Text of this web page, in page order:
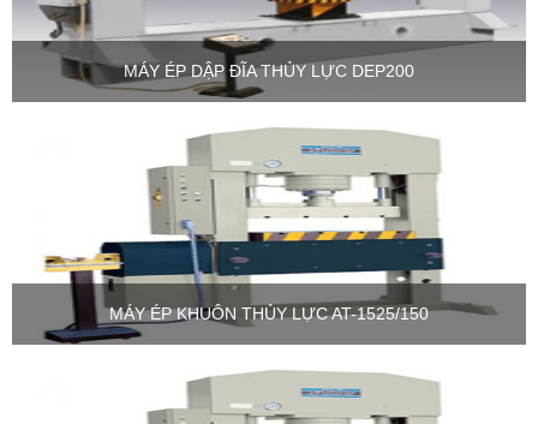
MÁY ÉP DẬP ĐĨA THỦY LỰC DEP200
MÁY ÉP KHUÔN THỦY LỰC AT-1525/150